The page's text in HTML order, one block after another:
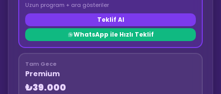
Uzun program + ara gösteriler
Teklif Al
WhatsApp ile Hızlı Teklif
Tam Gece
Premium
₺39.000